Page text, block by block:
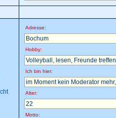
Adresse:
Bochum
Hobby:
Volleyball, lesen, Freunde
Ich bin hier:
im Moment kein Moderator
Alter:
22
Motto: